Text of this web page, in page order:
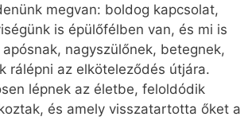
megvan: boldog kapcsolat,
is épülőfélben van, és mi is
nagyszülőnek, betegnek,
rálépni az elköteleződés útjára.
lépnek az életbe, feloldódik
és amely visszatartotta őket a